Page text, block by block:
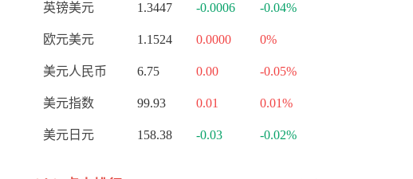
英镑美元 1.3447 -0.0006 -0.04%
欧元美元 1.1524 0.0000 0%
美元人民币 6.75 0.00 -0.05%
美元指数 99.93 0.01 0.01%
美元日元 158.38 -0.03 -0.02%